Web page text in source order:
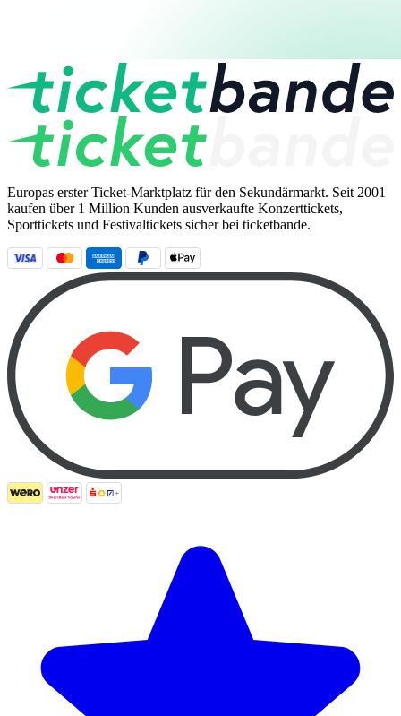
Europas erster Ticket-Marktplatz für den Sekundärmarkt. Seit 2001
kaufen über 1 Million Kunden ausverkaufte Konzerttickets,
Sporttickets und Festivaltickets sicher bei ticketbande.